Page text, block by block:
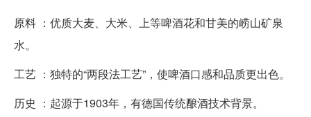
原料 ：优质大麦、大米、上等啤酒花和甘美的崂山矿泉
水。
工艺 ：独特的“两段法工艺”，使啤酒口感和品质更出色。
历史 ：起源于1903年，有德国传统酿酒技术背景。